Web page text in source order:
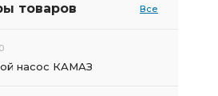
товаров Все
насос КАМАЗ